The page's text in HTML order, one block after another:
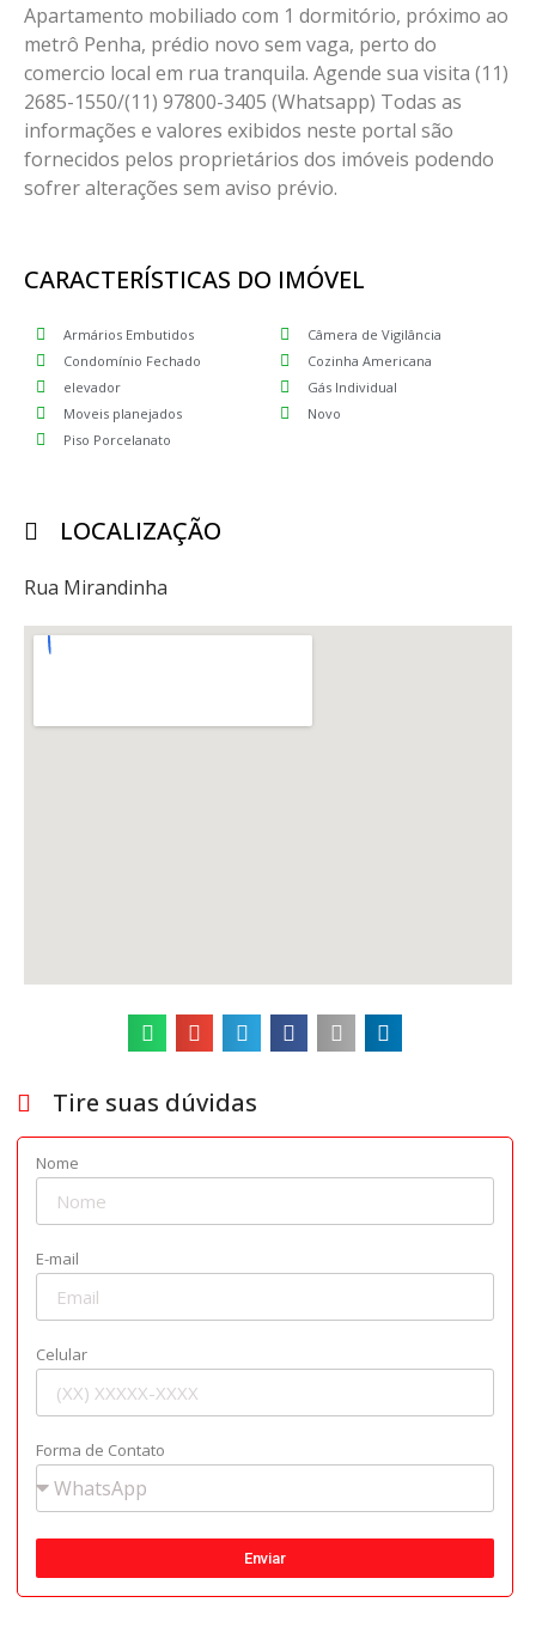
Apartamento mobiliado com 1 dormitório, próximo ao
metrô Penha, prédio novo sem vaga, perto do
comercio local em rua tranquila. Agende sua visita (11)
2685-1550/(11) 97800-3405 (Whatsapp) Todas as
informações e valores exibidos neste portal são
fornecidos pelos proprietários dos imóveis podendo
sofrer alterações sem aviso prévio.
CARACTERÍSTICAS DO IMÓVEL
Armários Embutidos
Câmera de Vigilância
Condomínio Fechado
Cozinha Americana
elevador
Gás Individual
Moveis planejados
Novo
Piso Porcelanato
LOCALIZAÇÃO
Rua Mirandinha
Tire suas dúvidas
Nome
E-mail
Celular
Forma de Contato
Enviar